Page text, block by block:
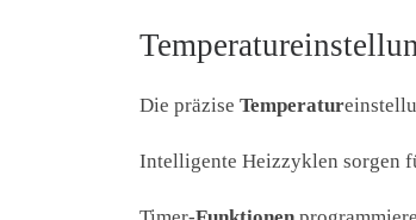
Die präzise Temperatur
Intelligente Heizzyklen sorgen